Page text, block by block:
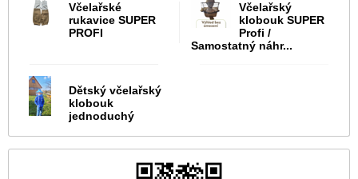
Včelařské
rukavice SUPER
PROFI
Včelařský
klobouk SUPER
Profi /
Samostatný náhr...
Dětský včelařský
klobouk
jednoduchý